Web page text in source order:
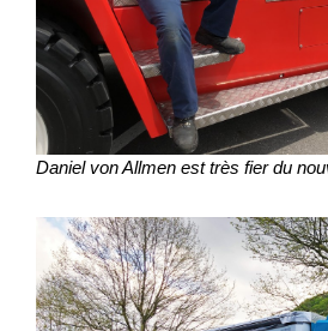
Daniel von Allmen est très fier du